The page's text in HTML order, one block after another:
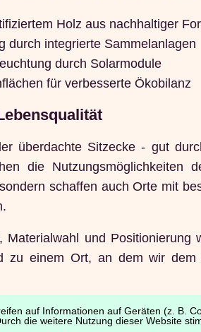
auf Informationen auf Geräten (z. B.
die weitere Nutzung dieser Website
Holz aus nachhaltiger
durch integrierte Sammelanlagen
durch Solarmodule
für verbesserte Ökobilanz
überdachte Sitzecke - gut
die Nutzungsmöglichkeiten
schaffen auch Orte mit
Materialwahl und Positionierung
zu einem Ort, an dem wir